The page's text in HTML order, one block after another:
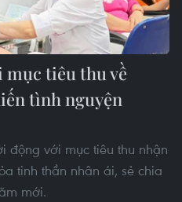
mục tiêu thu về
tình nguyện
động với mục tiêu thu nhận
tinh thần nhân ái, sẻ chia
mới.